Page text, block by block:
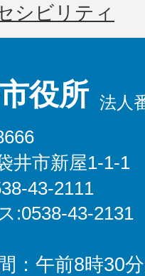
シビリティ
役所 法人
井市新屋1-1-1
43-2111
:0538-43-2131
：午前8時30